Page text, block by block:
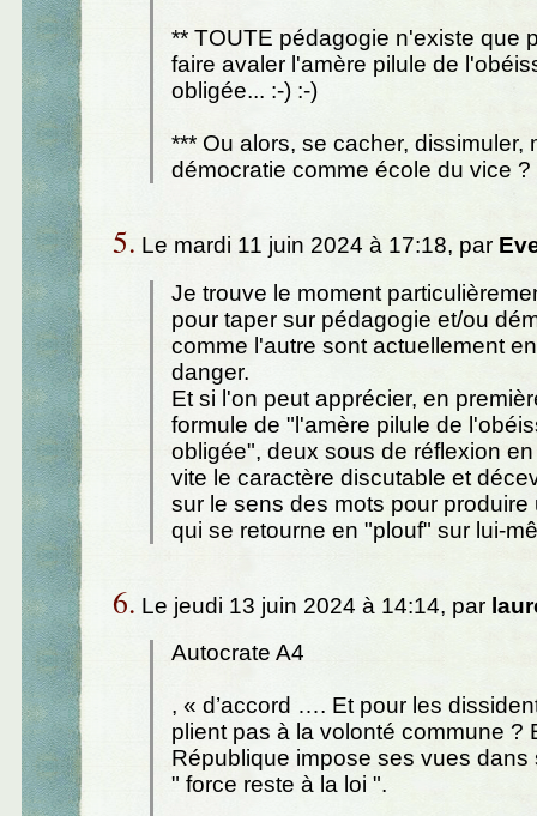
** TOUTE pédagogie n'existe que
faire avaler l'amère pilule de
obligée... :-) :-)
*** Ou alors, se cacher, dissimuler,
démocratie comme école du vice ?
5. Le mardi 11 juin 2024 à 17:18, par
Je trouve le moment
pour taper sur pédagogie et/ou
comme l'autre sont actuellement
danger.
Et si l'on peut apprécier, en
formule de "l'amère pilule de
obligée", deux sous de réflexion
vite le caractère discutable et
sur le sens des mots pour produire
qui se retourne en "plouf" sur lui-
6. Le jeudi 13 juin 2024 à 14:14, par
Autocrate A4
, « d’accord …. Et pour les
plient pas à la volonté commune ?
République impose ses vues dans
" force reste à la loi ".